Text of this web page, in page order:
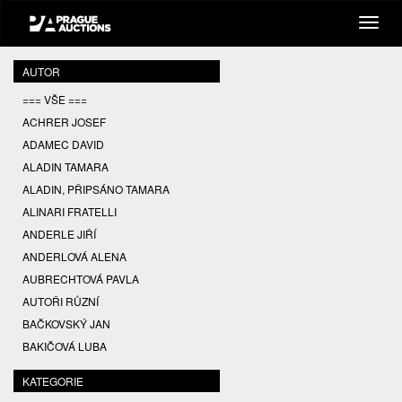
AUTOR
=== VŠE ===
ACHRER JOSEF
ADAMEC DAVID
ALADIN TAMARA
ALADIN, PŘIPSÁNO TAMARA
ALINARI FRATELLI
ANDERLE JIŘÍ
ANDERLOVÁ ALENA
AUBRECHTOVÁ PAVLA
AUTOŘI RŮZNÍ
BAČKOVSKÝ JAN
BAKIČOVÁ LUBA
BALCAR JIŘÍ
BALCAR KAREL
KATEGORIE